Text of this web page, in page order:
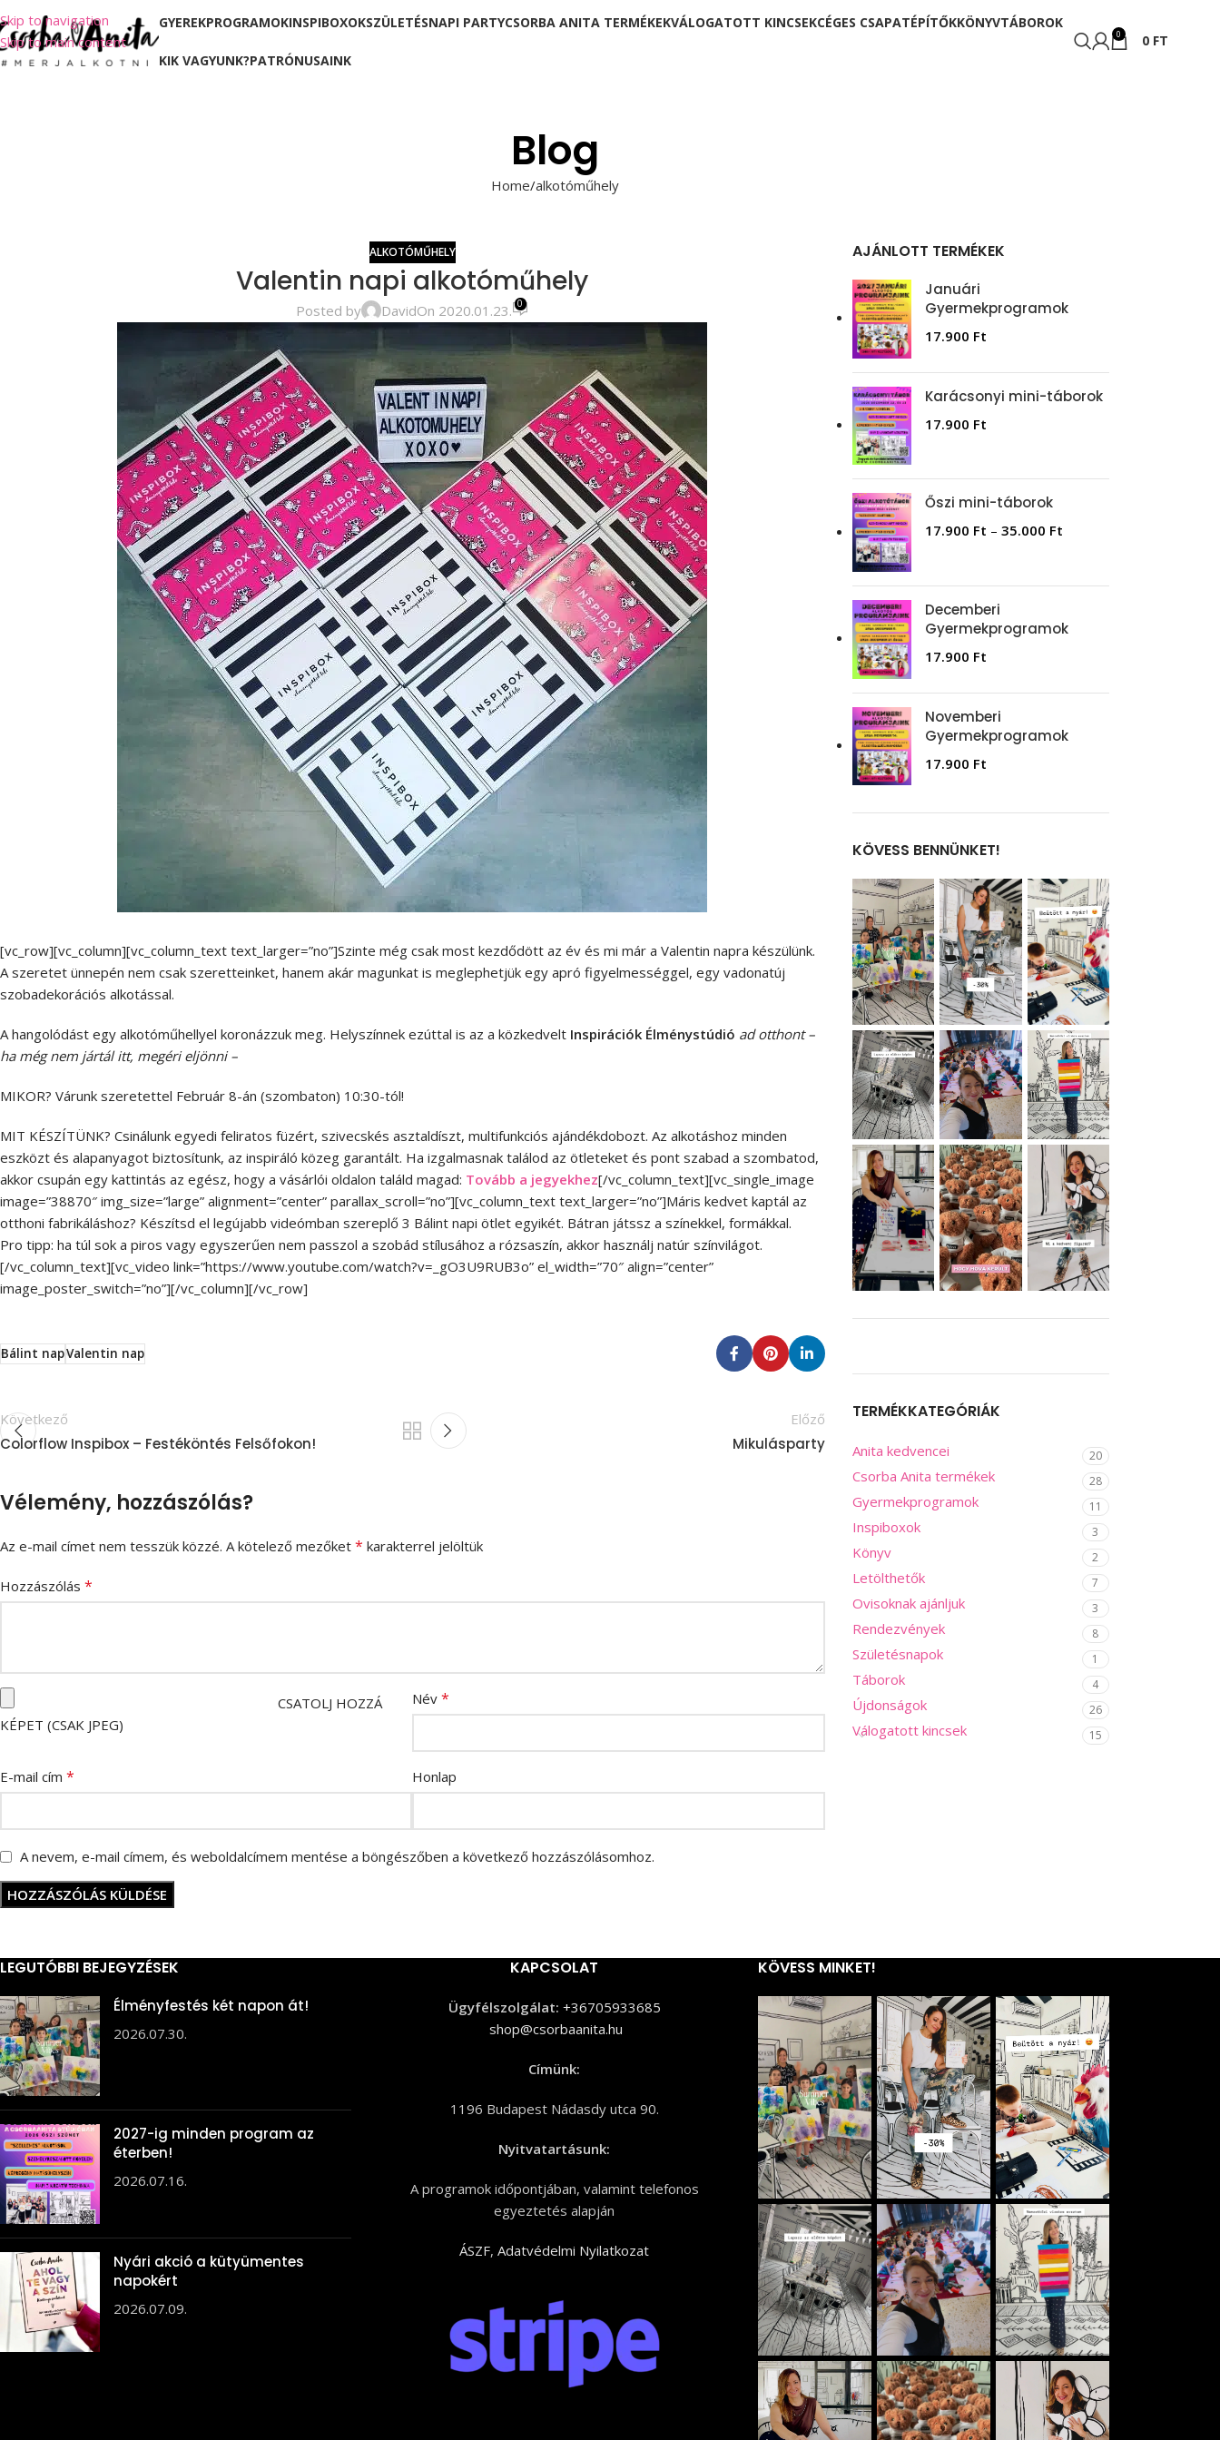
Skip to navigation
Skip to main content
GYEREKPROGRAMOKINSPIBOXOKSZÜLETÉSNAPI PARTYCSORBA ANITA TERMÉKEKVÁLOGATOTT KINCSEKCÉGES CSAPATÉPÍTŐKKÖNYVTÁBOROK
KIK VAGYUNK?PATRÓNUSAINK
0 0 FT
Blog
Home alkotóműhely
ALKOTÓMŰHELY
Valentin napi alkotóműhely
Posted by DavidOn 2020.01.23. 0
[vc_row][vc_column][vc_column_text text_larger=”no”]Szinte még csak most kezdődött az év és mi már a Valentin napra készülünk.
A szeretet ünnepén nem csak szeretteinket, hanem akár magunkat is meglephetjük egy apró figyelmességgel, egy vadonatúj
szobadekorációs alkotással.
A hangolódást egy alkotóműhellyel koronázzuk meg. Helyszínnek ezúttal is az a közkedvelt Inspirációk Élménystúdió ad otthont –
ha még nem jártál itt, megéri eljönni –
MIKOR? Várunk szeretettel Február 8-án (szombaton) 10:30-tól!
MIT KÉSZÍTÜNK? Csinálunk egyedi feliratos füzért, szivecskés asztaldíszt, multifunkciós ajándékdobozt. Az alkotáshoz minden
eszközt és alapanyagot biztosítunk, az inspiráló közeg garantált. Ha izgalmasnak találod az ötleteket és pont szabad a szombatod,
akkor csupán egy kattintás az egész, hogy a vásárlói oldalon találd magad: Tovább a jegyekhez[/vc_column_text][vc_single_image
image=”38870″ img_size=”large” alignment=”center” parallax_scroll=”no”][vc_column_text text_larger=”no”]Máris kedvet kaptál az
otthoni fabrikáláshoz? Készítsd el legújabb videómban szereplő 3 Bálint napi ötlet egyikét. Bátran játssz a színekkel, formákkal.
Pro tipp: ha túl sok a piros vagy egyszerűen nem passzol a szobád stílusához a rózsaszín, akkor használj natúr színvilágot.
[/vc_column_text][vc_video link=”https://www.youtube.com/watch?v=_gO3U9RUB3o” el_width=”70″ align=”center”
image_poster_switch=”no”][/vc_column][/vc_row]
Bálint napValentin nap
Következő
Colorflow Inspibox – Festéköntés Felsőfokon!
Előző
Mikulásparty
Vélemény, hozzászólás?
Az e-mail címet nem tesszük közzé. A kötelező mezőket * karakterrel jelöltük
Hozzászólás *
CSATOLJ HOZZÁ
KÉPET (CSAK JPEG)
Név*
E-mail cím * Honlap
A nevem, e-mail címem, és weboldalcímem mentése a böngészőben a következő hozzászólásomhoz.
AJÁNLOTT TERMÉKEK
Januári
Gyermekprogramok
17.900 Ft
Karácsonyi mini-táborok
17.900 Ft
Őszi mini-táborok
17.900 Ft – 35.000 Ft
Decemberi
Gyermekprogramok
17.900 Ft
Novemberi
Gyermekprogramok
17.900 Ft
KÖVESS BENNÜNKET!
TERMÉKKATEGÓRIÁK
Anita kedvencei 20
Csorba Anita termékek 28
Gyermekprogramok 11
Inspiboxok 3
Könyv 2
Letölthetők 7
Ovisoknak ajánljuk 3
Rendezvények 8
Születésnapok 1
Táborok 4
Újdonságok 26
Válogatott kincsek 15
LEGUTÓBBI BEJEGYZÉSEK
Élményfestés két napon át!
2026.07.30.
2027-ig minden program az
éterben!
2026.07.16.
Nyári akció a kütyümentes
napokért
2026.07.09.
KAPCSOLAT
Ügyfélszolgálat: +36705933685
shop@csorbaanita.hu
Címünk:
1196 Budapest Nádasdy utca 90.
Nyitvatartásunk:
A programok időpontjában, valamint telefonos
egyeztetés alapján
ÁSZF,Adatvédelmi Nyilatkozat
KÖVESS MINKET!